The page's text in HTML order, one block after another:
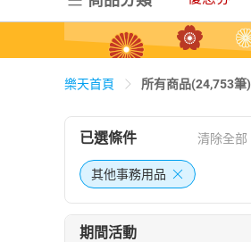
樂天首頁 所有商品(24,753筆)
已選條件 清除全部
其他事務用品
期間活動